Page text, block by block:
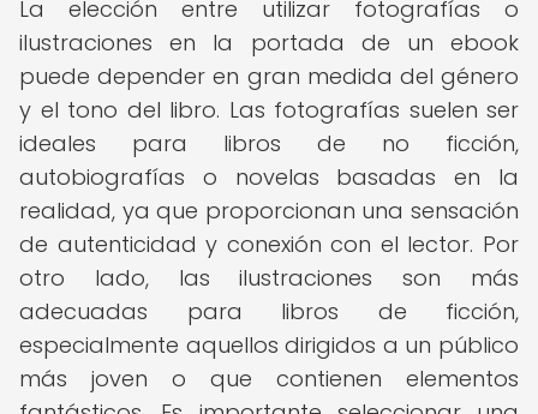
La elección entre utilizar fotografías o
ilustraciones en la portada de un ebook
puede depender en gran medida del género
y el tono del libro. Las fotografías suelen ser
ideales para libros de no ficción,
autobiografías o novelas basadas en la
realidad, ya que proporcionan una sensación
de autenticidad y conexión con el lector. Por
otro lado, las ilustraciones son más
adecuadas para libros de ficción,
especialmente aquellos dirigidos a un público
más joven o que contienen elementos